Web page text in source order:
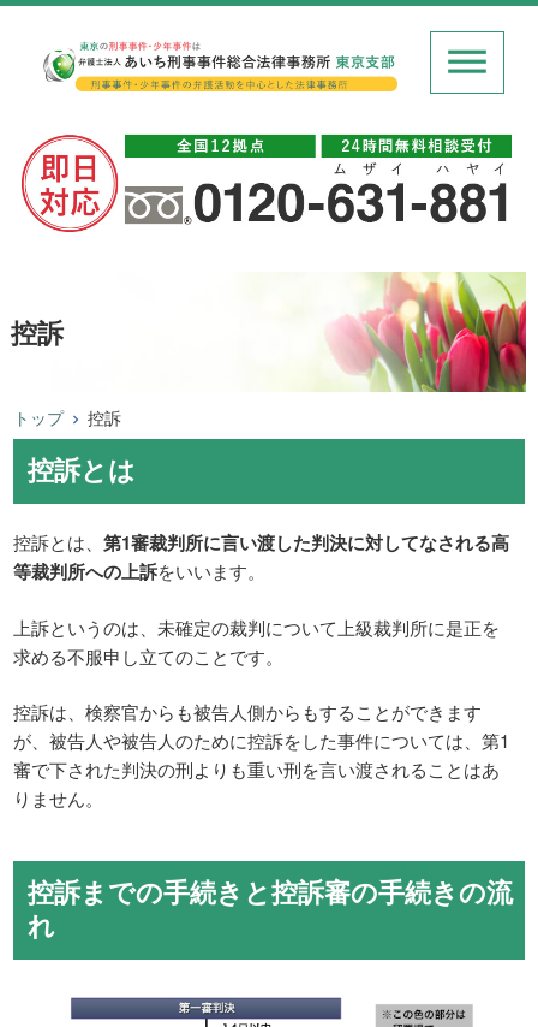
控訴
トップ 控訴
控訴とは
控訴とは、第1審裁判所に言い渡した判決に対してなされる高
等裁判所への上訴をいいます。
上訴というのは、未確定の裁判について上級裁判所に是正を
求める不服申し立てのことです。
控訴は、検察官からも被告人側からもすることができます
が、被告人や被告人のために控訴をした事件については、第1
審で下された判決の刑よりも重い刑を言い渡されることはあ
りません。
控訴までの手続きと控訴審の手続きの流
れ